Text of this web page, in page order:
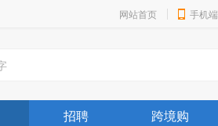
网站首页 手机端
招聘 跨境购